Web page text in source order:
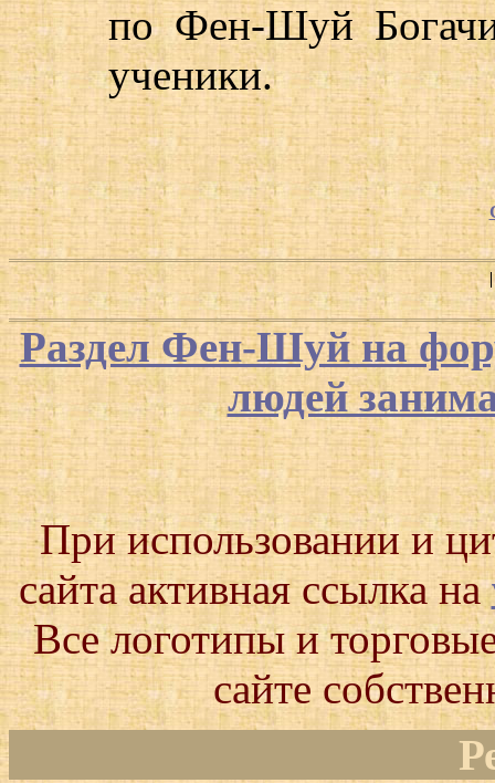
по Фен-Шуй
ученики.
Раздел Фен-Шуй на
людей
При использовании и
сайта активная ссылка на
Все логотипы и
сайте